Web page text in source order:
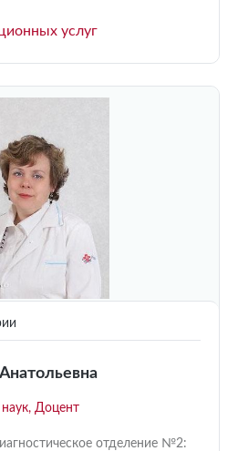
услуг
Доцент
отделение №2: